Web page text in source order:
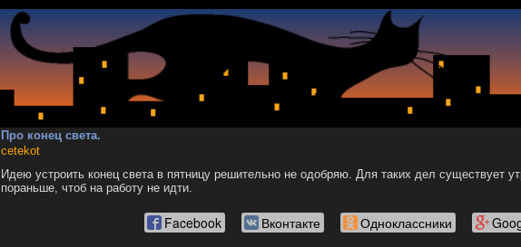
Про конец света.
cetekot
Идею устроить конец света в пятницу решительно не одобряю. Для таких дел существует
пораньше, чтоб на работу не идти.
Facebook Вконтакте Одноклассники